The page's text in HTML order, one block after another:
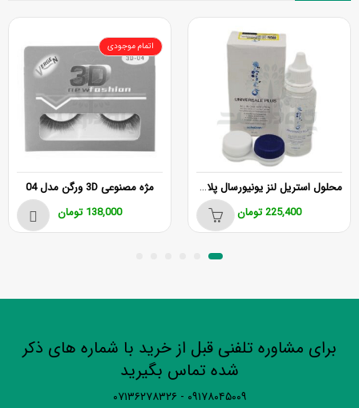
محلول استریل لنز یونیورسال‌ پلاس 50 میلی لیتر
225,400تومان
اتمام موجودی
مژه مصنوعی 3D ورگن مدل 04
138,000 تومان
برای مشاوره تلفنی قبل از خرید با شماره های ذکر
شده تماس بگیرید
۰۹۱۷۸۰۴۵۰۰۹ - ۰۷۱۳۶۲۷۸۳۲۶